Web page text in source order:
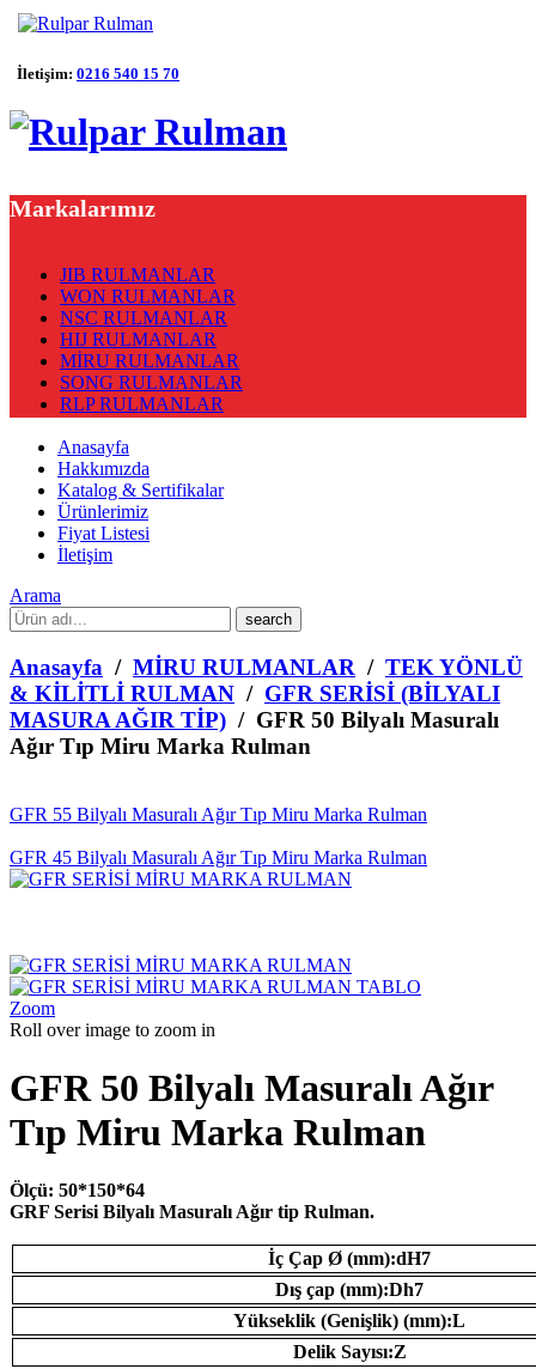
İletişim: 0216 540 15 70
Markalarımız
JIB RULMANLAR
WON RULMANLAR
NSC RULMANLAR
HIJ RULMANLAR
MİRU RULMANLAR
SONG RULMANLAR
RLP RULMANLAR
Anasayfa
Hakkımızda
Katalog & Sertifikalar
Ürünlerimiz
Fiyat Listesi
İletişim
Arama
What
are
you
looking
for?
Anasayfa / MİRU RULMANLAR / TEK YÖNLÜ
& KİLİTLİ RULMAN / GFR SERİSİ (BİLYALI
MASURA AĞIR TİP) / GFR 50 Bilyalı Masuralı
Ağır Tıp Miru Marka Rulman
GFR 55 Bilyalı Masuralı Ağır Tıp Miru Marka Rulman
GFR 45 Bilyalı Masuralı Ağır Tıp Miru Marka Rulman
Zoom
Roll over image to zoom in
GFR 50 Bilyalı Masuralı Ağır
Tıp Miru Marka Rulman
Ölçü: 50*150*64
GRF Serisi Bilyalı Masuralı Ağır tip Rulman.
İç Çap Ø (mm):dH7
Dış çap (mm):Dh7
Yükseklik (Genişlik) (mm):L
Delik Sayısı:Z